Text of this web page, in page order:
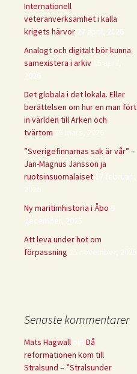
Internationell
veteranverksamhet i kalla
krigets härvor
27 april, 2026
Analogt och digitalt bör kunna
samexistera i arkiv 15 april,
2026
Det globala i det lokala. Eller
berättelsen om hur en man fört
in världen till Arken och
tvärtom
25 mars, 2026
”Sverigefinnarnas sak är vår” –
Jan-Magnus Jansson ja
ruotsinsuomalaiset 17 februari,
2026
Ny maritimhistoria i Åbo 9
december, 2025
Att leva under hot om
förpassning
25 november, 2025
Senaste kommentarer
Mats Hagwall om Då
reformationen kom till
Stralsund – ”Stralsunder